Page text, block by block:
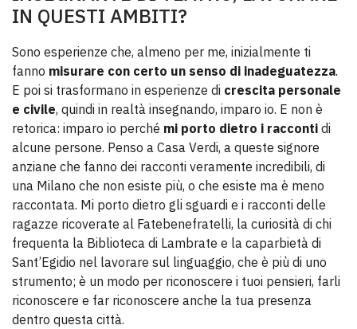
IN QUESTI AMBITI?
Sono esperienze che, almeno per me, inizialmente ti
fanno misurare con certo un senso di inadeguatezza.
E poi si trasformano in esperienze di crescita personale
e civile, quindi in realtà insegnando, imparo io. E non è
retorica: imparo io perché mi porto dietro i racconti di
alcune persone. Penso a Casa Verdi, a queste signore
anziane che fanno dei racconti veramente incredibili, di
una Milano che non esiste più, o che esiste ma è meno
raccontata. Mi porto dietro gli sguardi e i racconti delle
ragazze ricoverate al Fatebenefratelli, la curiosità di chi
frequenta la Biblioteca di Lambrate e la caparbietà di
Sant’Egidio nel lavorare sul linguaggio, che è più di uno
strumento; è un modo per riconoscere i tuoi pensieri, farli
riconoscere e far riconoscere anche la tua presenza
dentro questa città.